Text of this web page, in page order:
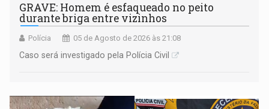
GRAVE: Homem é esfaqueado no peito
durante briga entre vizinhos
Polícia 05 de Agosto de 2026 às 21:08
Caso será investigado pela Polícia Civil